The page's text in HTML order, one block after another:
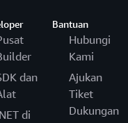
dan
di
Bantuan
Hubungi
Kami
Ajukan
Tiket
Dukungan